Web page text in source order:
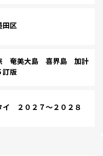
区
奄美大島 喜界島 加計
版
２０２７～２０２８